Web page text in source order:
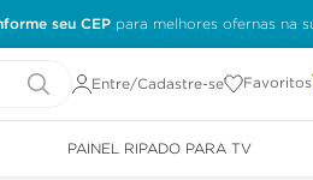
seu CEP
Entre/Cadastre-se Favoritos
PAINEL RIPADO PARA TV